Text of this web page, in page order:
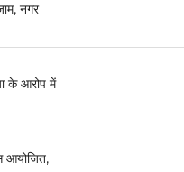
नगर
के आरोप में
आयोजित,